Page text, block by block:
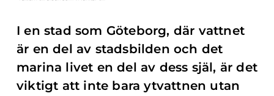
I en stad som Göteborg, där vattnet
är en del av stadsbilden och det
marina livet en del av dess själ, är det
viktigt att inte bara ytvattnen utan